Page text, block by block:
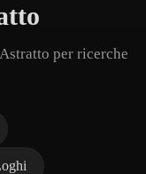
per ricerche